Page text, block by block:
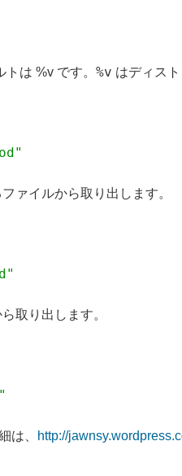
トは %v です。%v はディス
ァイルから取り出します。
取り出します。
は、 http://